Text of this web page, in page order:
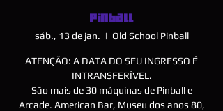
Pinball
sáb., 13 de jan.
  |
Old School Pinball
ATENÇÃO: A DATA DO SEU INGRESSO É
INTRANSFERÍVEL.
São mais de 30 máquinas de Pinball e
Arcade. American Bar, Museu dos anos 80,